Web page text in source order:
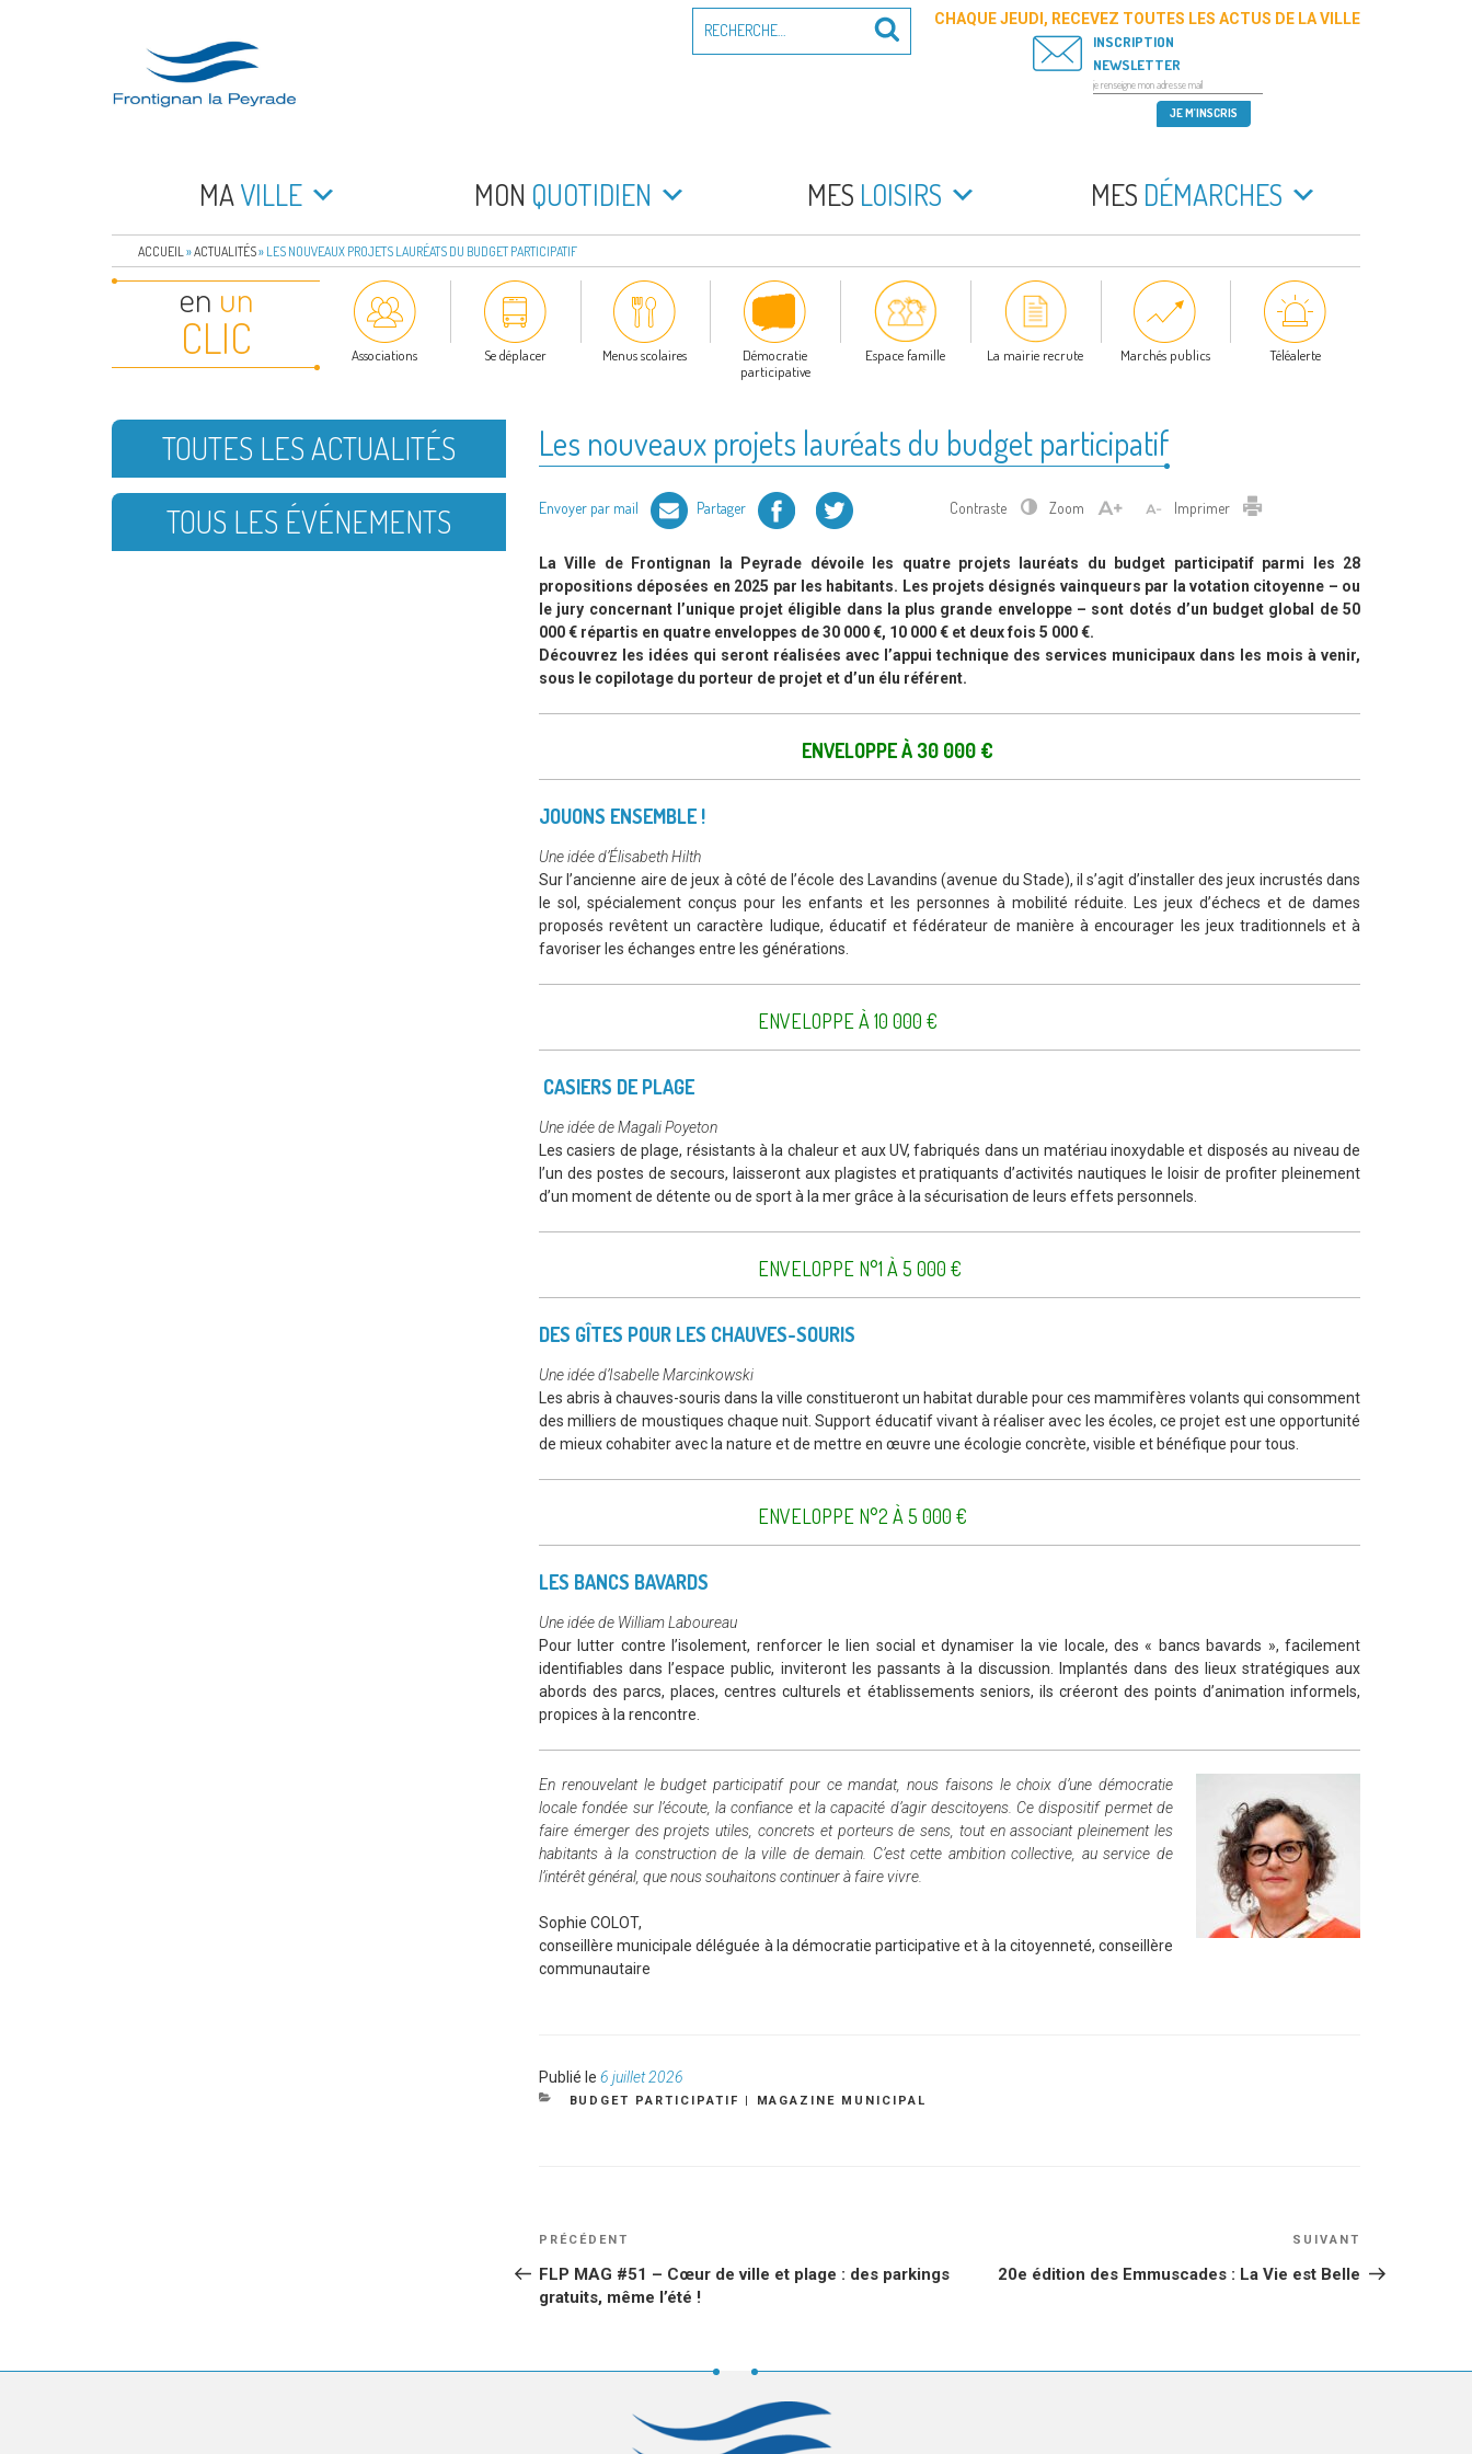
FRONTIGNAN LA PEYRADE
pour
Recherche
CHAQUE JEUDI, RECEVEZ TOUTES LES ACTUS DE LA VILLE
INSCRIPTION
NEWSLETTER
MAVILLE MON QUOTIDIEN MES LOISIRS MES DÉMARCHES
ACCUEIL »ACTUALITÉS» LES NOUVEAUX PROJETS LAURÉATS DU BUDGET PARTICIPATIF
en un
CLIC Associations Se déplacer Menus scolaires
Démocratie
participative
Espace famille La mairie recrute Marchés publics Téléalerte
Les nouveaux projets lauréats du budget participatif
Envoyer par mail Partager Facebook Twitter Contraste Zoom Imprimer Imprimer
La Ville de Frontignan la Peyrade dévoile les quatre projets lauréats du budget participatif parmi les 28
propositions déposées en 2025 par les habitants. Les projets désignés vainqueurs par la votation citoyenne – ou
le jury concernant l’unique projet éligible dans la plus grande enveloppe – sont dotés d’un budget global de 50
000 € répartis en quatre enveloppes de 30 000 €, 10 000 € et deux fois 5 000 €.
Découvrez les idées qui seront réalisées avec l’appui technique des services municipaux dans les mois à venir,
sous le copilotage du porteur de projet et d’un élu référent.
ENVELOPPE À 30 000 €
JOUONS ENSEMBLE !
Une idée d’Élisabeth Hilth
Sur l’ancienne aire de jeux à côté de l’école des Lavandins (avenue du Stade), il s’agit d’installer des jeux incrustés dans
le sol, spécialement conçus pour les enfants et les personnes à mobilité réduite. Les jeux d’échecs et de dames
proposés revêtent un caractère ludique, éducatif et fédérateur de manière à encourager les jeux traditionnels et à
favoriser les échanges entre les générations.
ENVELOPPE À 10 000 €
CASIERS DE PLAGE
Une idée de Magali Poyeton
Les casiers de plage, résistants à la chaleur et aux UV, fabriqués dans un matériau inoxydable et disposés au niveau de
l’un des postes de secours, laisseront aux plagistes et pratiquants d’activités nautiques le loisir de profiter pleinement
d’un moment de détente ou de sport à la mer grâce à la sécurisation de leurs effets personnels.
ENVELOPPE N°1 À 5 000 €
DES GÎTES POUR LES CHAUVES-SOURIS
Une idée d’Isabelle Marcinkowski
Les abris à chauves-souris dans la ville constitueront un habitat durable pour ces mammifères volants qui consomment
des milliers de moustiques chaque nuit. Support éducatif vivant à réaliser avec les écoles, ce projet est une opportunité
de mieux cohabiter avec la nature et de mettre en œuvre une écologie concrète, visible et bénéfique pour tous.
ENVELOPPE N°2 À 5 000 €
LES BANCS BAVARDS
Une idée de William Laboureau
Pour lutter contre l’isolement, renforcer le lien social et dynamiser la vie locale, des « bancs bavards », facilement
identifiables dans l’espace public, inviteront les passants à la discussion. Implantés dans des lieux stratégiques aux
abords des parcs, places, centres culturels et établissements seniors, ils créeront des points d’animation informels,
propices à la rencontre.
En renouvelant le budget participatif pour ce mandat, nous faisons le choix d’une démocratie
locale fondée sur l’écoute, la confiance et la capacité d’agir descitoyens. Ce dispositif permet de
faire émerger des projets utiles, concrets et porteurs de sens, tout en associant pleinement les
habitants à la construction de la ville de demain. C’est cette ambition collective, au service de
l’intérêt général, que nous souhaitons continuer à faire vivre.
Sophie COLOT,
conseillère municipale déléguée à la démocratie participative et à la citoyenneté, conseillère
communautaire
Publié le Publié
le
6 juillet 2026
CATÉGORIES
BUDGET PARTICIPATIF | MAGAZINE MUNICIPAL
NAVIGATION
DE
L’ARTICLE
Article
PRÉCÉDENT
FLP MAG #51 – Cœur de ville et plage : des parkings
gratuits, même l’été !
SUIVANT
20e édition des Emmuscades : La Vie est Belle
TOUTES LES ACTUALITÉS
TOUS LES ÉVÉNEMENTS